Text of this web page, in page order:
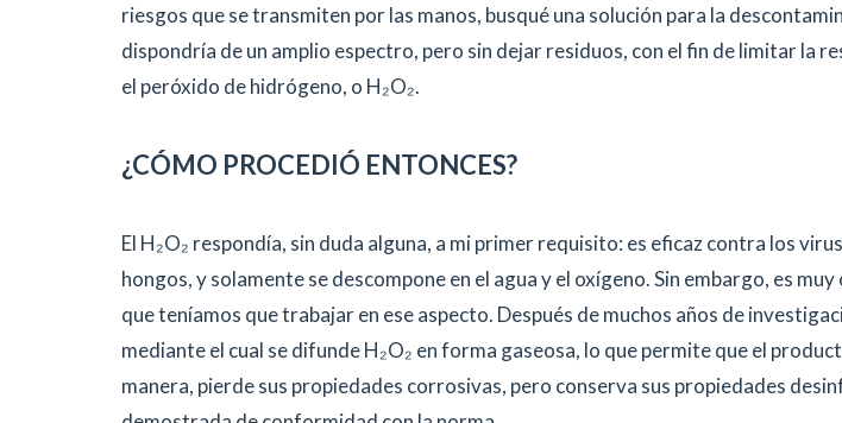
riesgos que se transmiten por las manos, busqué una solución para la
dispondría de un amplio espectro, pero sin dejar residuos, con el fin de limitar la
el peróxido de hidrógeno, o H₂O₂.
¿CÓMO PROCEDIÓ ENTONCES?
El H₂O₂ respondía, sin duda alguna, a mi primer requisito: es eficaz contra los
hongos, y solamente se descompone en el agua y el oxígeno. Sin embargo, es
que teníamos que trabajar en ese aspecto. Después de muchos años de
mediante el cual se difunde H₂O₂ en forma gaseosa, lo que permite que el
manera, pierde sus propiedades corrosivas, pero conserva sus propiedades